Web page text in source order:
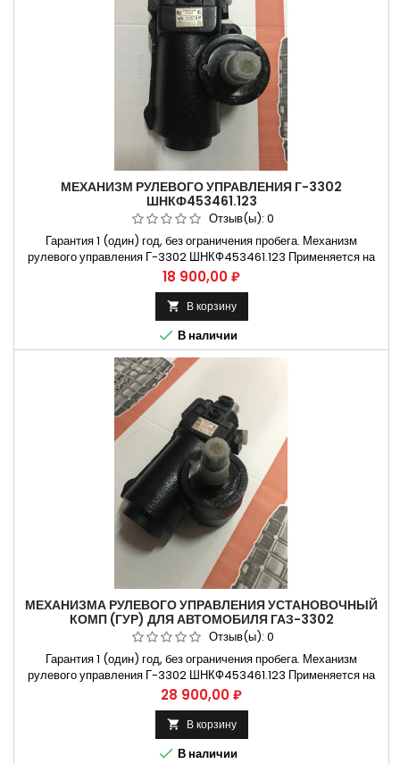
МЕХАНИЗМ РУЛЕВОГО УПРАВЛЕНИЯ Г-3302
ШНКФ453461.123
Отзыв(ы): 0
Гарантия 1 (один) год, без ограничения пробега. Механизм
рулевого управления Г-3302 ШНКФ453461.123 Применяется на
автомобилях газ 3302 , газ 2217 , газель бизнес Не требующая
установки на СТО. Способы оплаты Безналичный расчет, оплата
банковской картой Бесплатная доставка:. Москва и Н.Новгород.
Владимир и Ульяновск...
Цена
18 900,00 ₽
 В корзину
 В наличии
МЕХАНИЗМА РУЛЕВОГО УПРАВЛЕНИЯ УСТАНОВОЧНЫЙ
КОМП (ГУР) ДЛЯ АВТОМОБИЛЯ ГАЗ-3302
ШНКФ453461.123
Отзыв(ы): 0
Гарантия 1 (один) год, без ограничения пробега. Механизм
рулевого управления Г-3302 ШНКФ453461.123 Применяется на
автомобилях газ 3302 , газ 2217 , газель бизнес Не требующая
установки на СТО. Способы оплаты Безналичный расчет, оплата
банковской картой Бесплатная доставка:. Москва и Н.Новгород.
Владимир и Ульяновск...
Цена
28 900,00 ₽
 В корзину
 В наличии